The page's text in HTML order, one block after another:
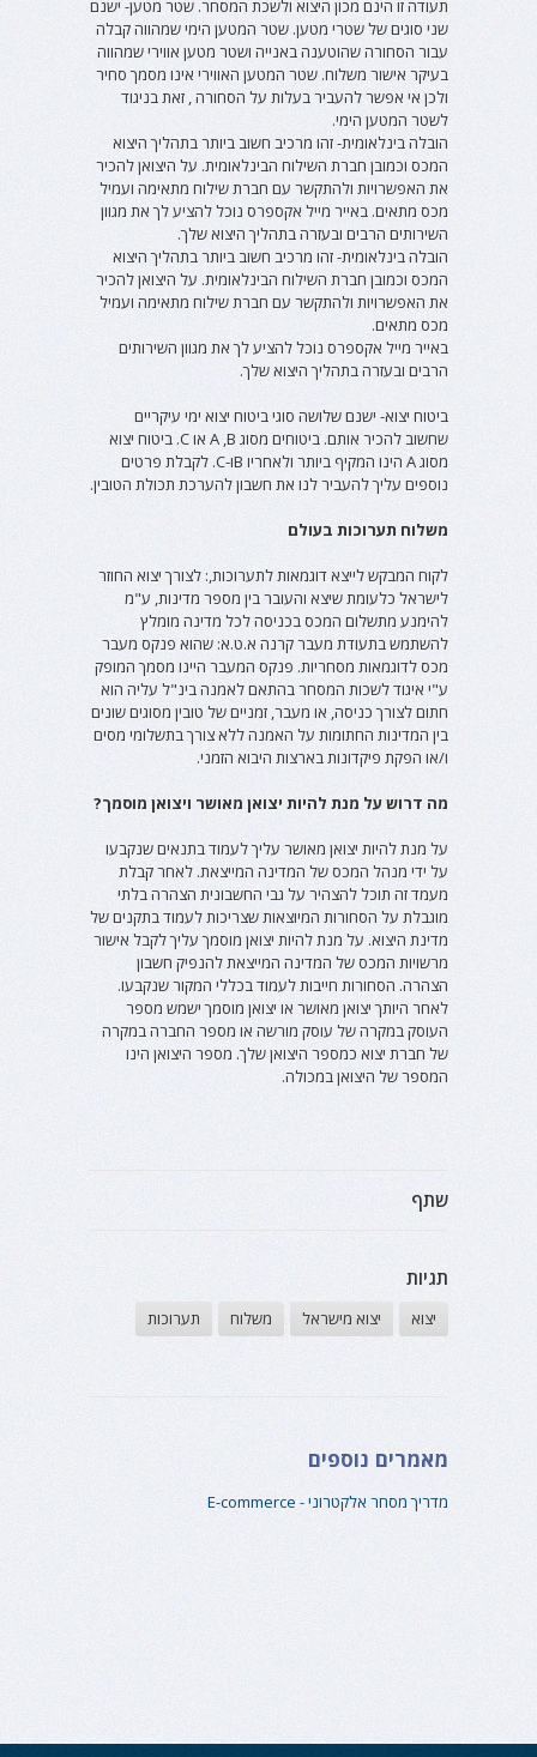
תעודה זו הינם מכון היצוא ולשכת המסחר. שטר מטען- ישנם
שני סוגים של שטרי מטען. שטר המטען הימי שמהווה קבלה
עבור הסחורה שהוטענה באנייה ושטר מטען אווירי שמהווה
בעיקר אישור משלוח. שטר המטען האווירי אינו מסמך סחיר
ולכן אי אפשר להעביר בעלות על הסחורה , זאת בניגוד
לשטר המטען הימי.
הובלה בינלאומית- זהו מרכיב חשוב ביותר בתהליך היצוא
המכס וכמובן חברת השילוח הבינלאומית. על היצואן להכיר
את האפשרויות ולהתקשר עם חברת שילוח מתאימה ועמיל
מכס מתאים. באייר מייל אקספרס נוכל להציע לך את מגוון
השירותים הרבים ובעזרה בתהליך היצוא שלך.
הובלה בינלאומית- זהו מרכיב חשוב ביותר בתהליך היצוא
המכס וכמובן חברת השילוח הבינלאומית. על היצואן להכיר
את האפשרויות ולהתקשר עם חברת שילוח מתאימה ועמיל
מכס מתאים.
באייר מייל אקספרס נוכל להציע לך את מגוון השירותים
הרבים ובעזרה בתהליך היצוא שלך.
ביטוח יצוא- ישנם שלושה סוגי ביטוח יצוא ימי עיקריים
שחשוב להכיר אותם. ביטוחים מסוג A ,B או C. ביטוח יצוא
מסוג A הינו המקיף ביותר ולאחריו Bו-C. לקבלת פרטים
נוספים עליך להעביר לנו את חשבון להערכת תכולת הטובין.
משלוח תערוכות בעולם
לקוח המבקש לייצא דוגמאות לתערוכות,: לצורך יצוא החוזר
לישראל כלעומת שיצא והעובר בין מספר מדינות, ע"מ
להימנע מתשלום המכס בכניסה לכל מדינה מומלץ
להשתמש בתעודת מעבר קרנה א.ט.א: שהוא פנקס מעבר
מכס לדוגמאות מסחריות. פנקס המעבר היינו מסמך המופק
ע"י איגוד לשכות המסחר בהתאם לאמנה בינ"ל עליה הוא
חתום לצורך כניסה, או מעבר, זמניים של טובין מסוגים שונים
בין המדינות החתומות על האמנה ללא צורך בתשלומי מסים
ו/או הפקת פיקדונות בארצות היבוא הזמני.
מה דרוש על מנת להיות יצואן מאושר ויצואן מוסמך?
על מנת להיות יצואן מאושר עליך לעמוד בתנאים שנקבעו
על ידי מנהל המכס של המדינה המייצאת. לאחר קבלת
מעמד זה תוכל להצהיר על גבי החשבונית הצהרה בלתי
מוגבלת על הסחורות המיוצאות שצריכות לעמוד בתקנים של
מדינת היצוא. על מנת להיות יצואן מוסמך עליך לקבל אישור
מרשויות המכס של המדינה המייצאת להנפיק חשבון
הצהרה. הסחורות חייבות לעמוד בכללי המקור שנקבעו.
לאחר היותך יצואן מאושר או יצואן מוסמך ישמש מספר
העוסק במקרה של עוסק מורשה או מספר החברה במקרה
של חברת יצוא כמספר היצואן שלך. מספר היצואן הינו
המספר של היצואן במכולה.
שתף
תגיות
יצוא יצוא מישראל משלוח תערוכות
מאמרים נוספים
מדריך מסחר אלקטרוני - E-commerce